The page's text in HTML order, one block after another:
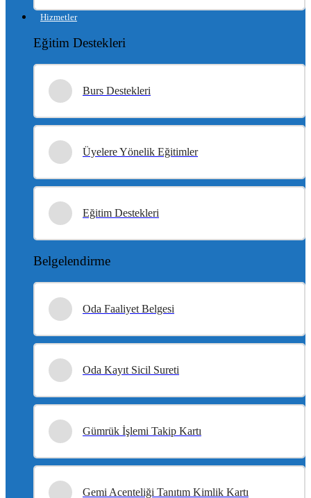
Hizmetler
Eğitim Destekleri
Burs Destekleri
Üyelere Yönelik Eğitimler
Eğitim Destekleri
Belgelendirme
Oda Faaliyet Belgesi
Oda Kayıt Sicil Sureti
Gümrük İşlemi Takip Kartı
Gemi Acenteliği Tanıtım Kimlik Kartı